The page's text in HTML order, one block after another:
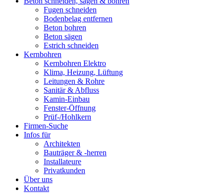
Fugen schneiden
Bodenbelag entfernen
Beton bohren
Beton sägen
Estrich schneiden
Kernbohren
Kernbohren Elektro
Klima, Heizung, Lüftung
Leitungen & Rohre
Sanitär & Abfluss
Kamin-Einbau
Fenster-Öffnung
Prüf-/Hohlkern
Firmen-Suche
Infos für
Architekten
Bauträger & -herren
Installateure
Privatkunden
Über uns
Kontakt